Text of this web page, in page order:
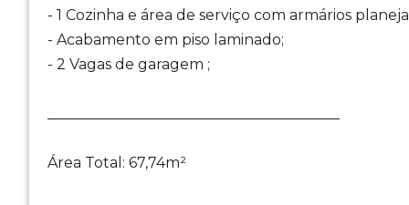
- 1 Cozinha e área de serviço com armários
- Acabamento em piso laminado;
- 2 Vagas de garagem ;
Área Total: 67,74m²